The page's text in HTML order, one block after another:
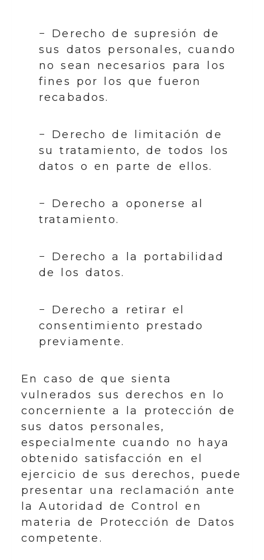
− Derecho de supresión de
sus datos personales, cuando
no sean necesarios para los
fines por los que fueron
recabados.
− Derecho de limitación de
su tratamiento, de todos los
datos o en parte de ellos.
− Derecho a oponerse al
tratamiento.
− Derecho a la portabilidad
de los datos.
− Derecho a retirar el
consentimiento prestado
previamente.
En caso de que sienta
vulnerados sus derechos en lo
concerniente a la protección de
sus datos personales,
especialmente cuando no haya
obtenido satisfacción en el
ejercicio de sus derechos, puede
presentar una reclamación ante
la Autoridad de Control en
materia de Protección de Datos
competente.